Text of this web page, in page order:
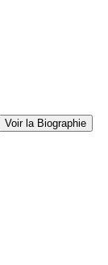
Voir la Biographie